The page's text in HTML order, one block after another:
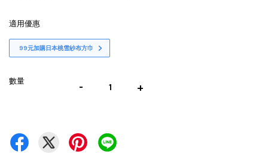
適用優惠
99元加購日本桃雪紗布方巾
數量 - +